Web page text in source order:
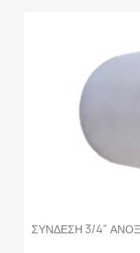
ΣΥΝΔΕΣΗ 3/4"